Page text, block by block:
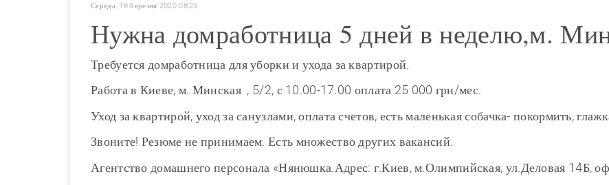
Середа, 18 березня 2020 08:25
Нужна домработница 5 дней в неделю,м.
Требуется домработница для уборки и ухода за квартирой.
Работа в Киеве, м. Минская , 5/2, с 10.00-17.00 оплата 25 000 грн/мес.
Уход за квартирой, уход за санузлами, оплата счетов, есть маленькая собачка- покормить,
Звоните! Резюме не принимаем. Есть множество других вакансий.
Агентство домашнего персонала «Нянюшка.Адрес: г.Киев, м.Олимпийская, ул.Деловая 14Б,